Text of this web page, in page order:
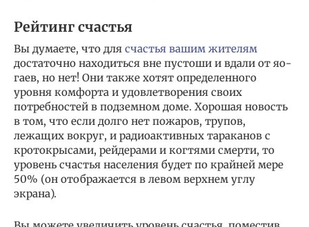
Рейтинг счастья
Вы думаете, что для счастья вашим жителям
достаточно находиться вне пустоши и вдали от яо-
гаев, но нет! Они также хотят определенного
уровня комфорта и удовлетворения своих
потребностей в подземном доме. Хорошая новость
в том, что если долго нет пожаров, трупов,
лежащих вокруг, и радиоактивных тараканов с
кротокрысами, рейдерами и когтями смерти, то
уровень счастья населения будет по крайней мере
50% (он отображается в левом верхнем углу
экрана).